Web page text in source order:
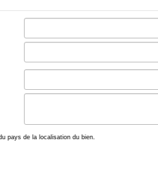
pays de la localisation du bien.